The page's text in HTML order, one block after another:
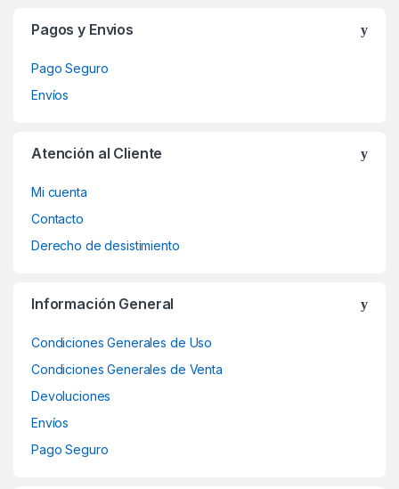
Pagos y Envios
Pago Seguro
Envíos
Atención al Cliente
Mi cuenta
Contacto
Derecho de desistimiento
Información General
Condiciones Generales de Uso
Condiciones Generales de Venta
Devoluciones
Envíos
Pago Seguro